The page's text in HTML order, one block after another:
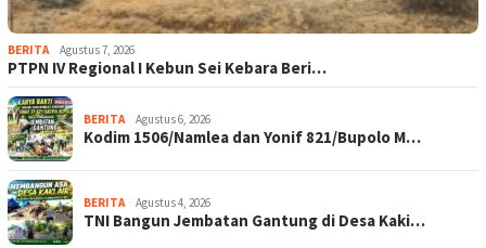
BERITA Agustus 7, 2026
PTPN IV Regional I Kebun Sei Kebara Beri…
BERITA Agustus 6, 2026
Kodim 1506/Namlea dan Yonif 821/Bupolo M…
BERITA Agustus 4, 2026
TNI Bangun Jembatan Gantung di Desa Kaki…